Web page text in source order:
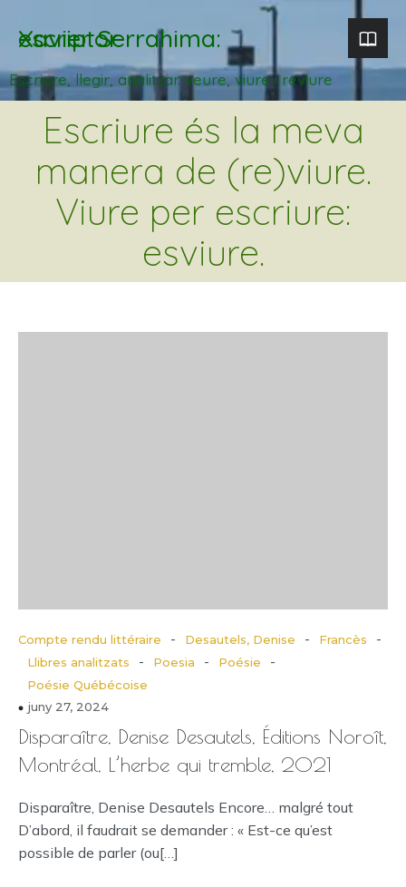
Xavier Serrahima: escriptor
Escriure, llegir, analitzar. veure, viure i reviure
Escriure és la meva
manera de (re)viure.
Viure per escriure:
esviure.
Compte rendu littéraire - Desautels, Denise - Francès -
Llibres analitzats - Poesia - Poésie -
Poésie Québécoise
juny 27, 2024
Disparaître, Denise Desautels, Éditions Noroît,
Montréal, L’herbe qui tremble, 2021
Disparaître, Denise Desautels Encore… malgré tout
D’abord, il faudrait se demander : « Est-ce qu’est
possible de parler (ou[…]